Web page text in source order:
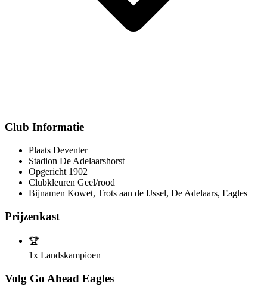
Club Informatie
Plaats Deventer
Stadion De Adelaarshorst
Opgericht 1902
Clubkleuren Geel/rood
Bijnamen Kowet, Trots aan de IJssel, De Adelaars, Eagles
Prijzenkast
🏆
1x Landskampioen
Volg Go Ahead Eagles